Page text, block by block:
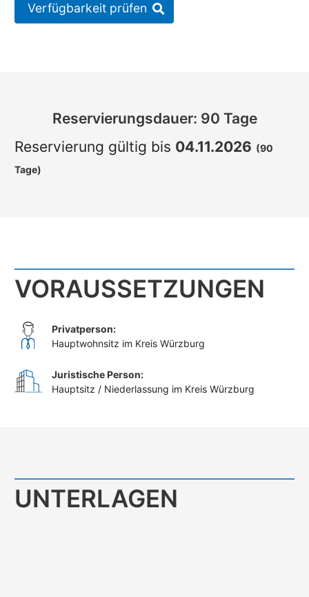
Verfügbarkeit prüfen
Reservierungsdauer: 90 Tage
Reservierung gültig bis 04.11.2026 (90
Tage)
VORAUSSETZUNGEN
Privatperson:
Hauptwohnsitz im Kreis Würzburg
Juristische Person:
Hauptsitz / Niederlassung im Kreis Würzburg
UNTERLAGEN